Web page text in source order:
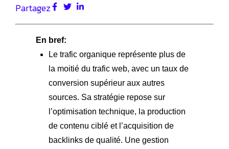
Partagez
En bref:
Le trafic organique représente plus de
la moitié du trafic web, avec un taux de
conversion supérieur aux autres
sources. Sa stratégie repose sur
l’optimisation technique, la production
de contenu ciblé et l’acquisition de
backlinks de qualité. Une gestion